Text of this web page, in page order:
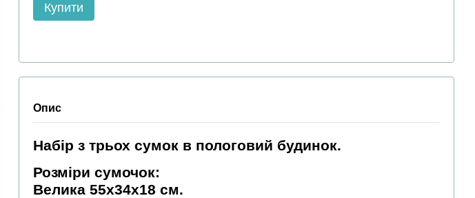
Купити
Опис
Набір з трьох сумок в пологовий будинок.
Розміри сумочок:
Велика 55х34х18 см.